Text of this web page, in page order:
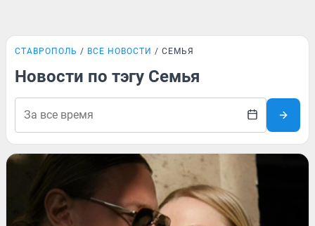
СТАВРОПОЛЬ ВСЕ НОВОСТИ СЕМЬЯ
Новости по тэгу Семья